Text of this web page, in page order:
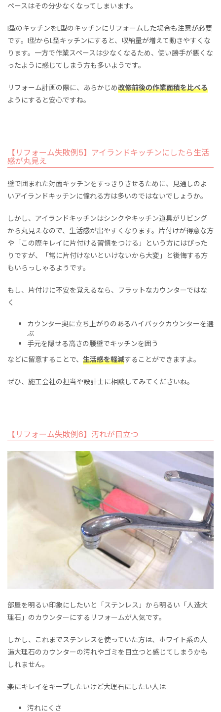
ペースはその分少なくなってしまいます。
I型のキッチンをL型のキッチンにリフォームした場合も注意が必要
です。I型からL型キッチンにすると、収納量が増えて動きやすくな
ります。一方で作業スペースは少なくなるため、使い勝手が悪くな
ったように感じてしまう方も多いようです。
リフォーム計画の際に、あらかじめ改修前後の作業面積を比べる
ようにすると安心ですね。
【リフォーム失敗例5】アイランドキッチンにしたら生活
感が丸見え
壁で囲まれた対面キッチンをすっきりさせるために、見通しのよ
いアイランドキッチンに憧れる方は多いのではないでしょうか。
しかし、アイランドキッチンはシンクやキッチン道具がリビング
から丸見えなので、生活感が出やすくなります。片付けが得意な方
や「この際キレイに片付ける習慣をつける」という方にはぴった
りですが、「常に片付けないといけないから大変」と後悔する方
もいらっしゃるようです。
もし、片付けに不安を覚えるなら、フラットなカウンターではな
く
カウンター奥に立ち上がりのあるハイバックカウンターを選
ぶ
手元を隠せる高さの腰壁でキッチンを囲う
などに留意することで、 生活感を軽減することができますよ。
ぜひ、施工会社の担当や設計士に相談してみてくださいね。
【リフォーム失敗例6】汚れが目立つ
部屋を明るい印象にしたいと「ステンレス」から明るい「人造大
理石」のカウンターにするリフォームが人気です。
しかし、これまでステンレスを使っていた方は、ホワイト系の人
造大理石のカウンターの汚れやゴミを目立つと感じてしまうかも
しれません。
楽にキレイをキープしたいけど大理石にしたい人は
汚れにくさ